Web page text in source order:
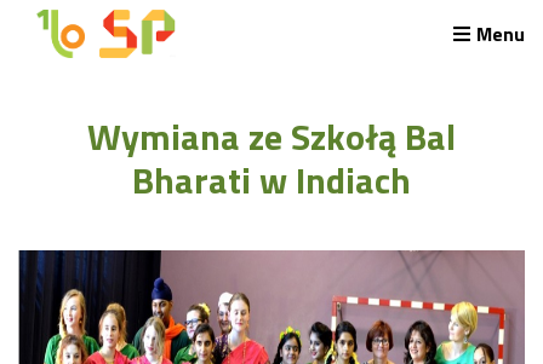
Menu
Regulamin rekrutacji do LO
Potrzebne dokumenty
Przykładowe arkusze egzaminu wstępnego
Stypendia naukowe
Plan nauczania liceum 4-letniego
Nawigacja
Wymiana ze Szkołą Bal
Bharati w Indiach